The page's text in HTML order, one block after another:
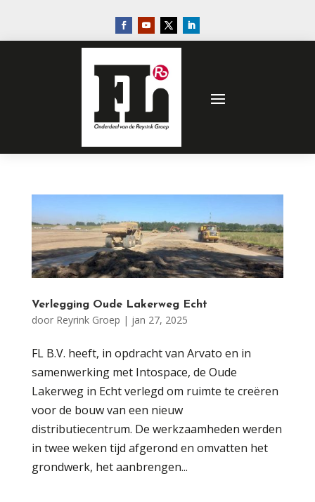
Verlegging Oude Lakerweg Echt
door Reyrink Groep | jan 27, 2025
FL B.V. heeft, in opdracht van Arvato en in
samenwerking met Intospace, de Oude
Lakerweg in Echt verlegd om ruimte te creëren
voor de bouw van een nieuw
distributiecentrum. De werkzaamheden werden
in twee weken tijd afgerond en omvatten het
grondwerk, het aanbrengen...